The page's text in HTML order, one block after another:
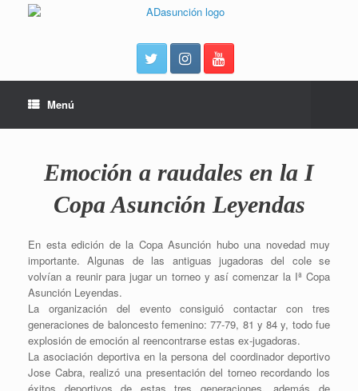
Menú
Emoción a raudales en la I
Copa Asunción Leyendas
En esta edición de la Copa Asunción hubo una novedad muy
importante. Algunas de las antiguas jugadoras del cole se
volvían a reunir para jugar un torneo y así comenzar la Iª Copa
Asunción Leyendas.
La organización del evento consiguió contactar con tres
generaciones de baloncesto femenino: 77-79, 81 y 84 y, todo fue
explosión de emoción al reencontrarse estas ex-jugadoras.
La asociación deportiva en la persona del coordinador deportivo
Jose Cabra, realizó una presentación del torneo recordando los